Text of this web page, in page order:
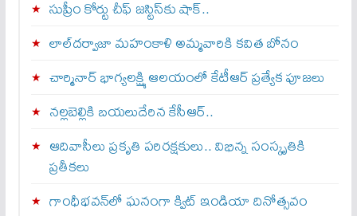
సుప్రీం కోర్టు చీఫ్ జస్టిస్⁭కు షాక్..
లాల్‌దర్వాజా మహంకాళి అమ్మవారికి కవిత బోనం
చార్మినార్‌ భాగ్యలక్ష్మి ఆలయంలో కేటీఆర్ ప్రత్యేక పూజలు
నల్లబెల్లికి బయలుదేరిన కేసీఆర్‌..
ఆదివాసీలు ప్రకృతి పరిరక్షకులు.. విభిన్న సంస్కృతికి
ప్రతీకలు
గాంధీభవన్‌లో ఘనంగా క్విట్‌ ఇండియా దినోత్సవం